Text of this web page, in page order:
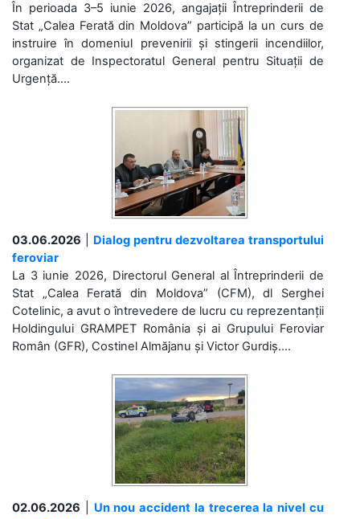
În perioada 3–5 iunie 2026, angajații Întreprinderii de
Stat „Calea Ferată din Moldova” participă la un curs de
instruire în domeniul prevenirii și stingerii incendiilor,
organizat de Inspectoratul General pentru Situații de
Urgență....
03.06.2026
Dialog pentru dezvoltarea transportului
feroviar
La 3 iunie 2026, Directorul General al Întreprinderii de
Stat „Calea Ferată din Moldova” (CFM), dl Serghei
Cotelinic, a avut o întrevedere de lucru cu reprezentanții
Holdingului GRAMPET România și ai Grupului Feroviar
Român (GFR), Costinel Almăjanu și Victor Gurdiș....
02.06.2026
Un nou accident la trecerea la nivel cu